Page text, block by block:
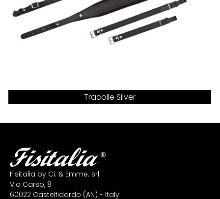
Tracolle Silver
Fisitalia by Ci. & Emme. srl
Via Carso, 8
60022 Castelfidardo (AN) - Italy